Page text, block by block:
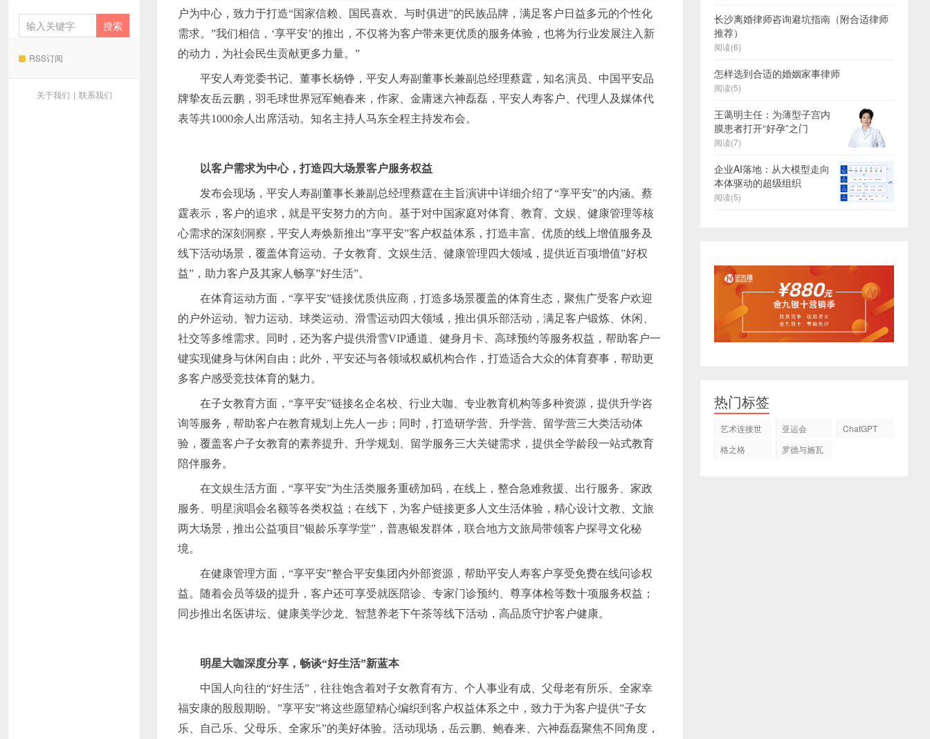
RSS订阅
关于我们 | 联系我们
户为中心，致力于打造“国家信赖、国民喜欢、与时俱进”的民族品牌，满足客户日益多元的个性化
需求。”我们相信，‘享平安’的推出，不仅将为客户带来更优质的服务体验，也将为行业发展注入新
的动力，为社会民生贡献更多力量。”
平安人寿党委书记、董事长杨铮，平安人寿副董事长兼副总经理蔡霆，知名演员、中国平安品
牌挚友岳云鹏，羽毛球世界冠军鲍春来，作家、金庸迷六神磊磊，平安人寿客户、代理人及媒体代
表等共1000余人出席活动。知名主持人马东全程主持发布会。
以客户需求为中心，打造四大场景客户服务权益
发布会现场，平安人寿副董事长兼副总经理蔡霆在主旨演讲中详细介绍了“享平安”的内涵。蔡
霆表示，客户的追求，就是平安努力的方向。基于对中国家庭对体育、教育、文娱、健康管理等核
心需求的深刻洞察，平安人寿焕新推出”享平安”客户权益体系，打造丰富、优质的线上增值服务及
线下活动场景，覆盖体育运动、子女教育、文娱生活、健康管理四大领域，提供近百项增值”好权
益”，助力客户及其家人畅享”好生活”。
在体育运动方面， “享平安”链接优质供应商，打造多场景覆盖的体育生态，聚焦广受客户欢迎
的户外运动、智力运动、球类运动、滑雪运动四大领域，推出俱乐部活动，满足客户锻炼、休闲、
社交等多维需求。同时，还为客户提供滑雪VIP通道、健身月卡、高球预约等服务权益，帮助客户一
键实现健身与休闲自由；此外，平安还与各领域权威机构合作，打造适合大众的体育赛事，帮助更
多客户感受竞技体育的魅力。
在子女教育方面， “享平安”链接名企名校、行业大咖、专业教育机构等多种资源，提供升学咨
询等服务，帮助客户在教育规划上先人一步；同时，打造研学营、升学营、留学营三大类活动体
验，覆盖客户子女教育的素养提升、升学规划、留学服务三大关键需求，提供全学龄段一站式教育
陪伴服务。
在文娱生活方面， “享平安”为生活类服务重磅加码，在线上，整合急难救援、出行服务、家政
服务、明星演唱会名额等各类权益；在线下，为客户链接更多人文生活体验，精心设计文教、文旅
两大场景，推出公益项目”银龄乐享学堂”，普惠银发群体，联合地方文旅局带领客户探寻文化秘
境。
在健康管理方面， “享平安”整合平安集团内外部资源，帮助平安人寿客户享受免费在线问诊权
益。随着会员等级的提升，客户还可享受就医陪诊、专家门诊预约、尊享体检等数十项服务权益；
同步推出名医讲坛、健康美学沙龙、智慧养老下午茶等线下活动，高品质守护客户健康。
明星大咖深度分享，畅谈“好生活”新蓝本
中国人向往的“好生活”，往往饱含着对子女教育有方、个人事业有成、父母老有所乐、全家幸
福安康的殷殷期盼。”享平安”将这些愿望精心编织到客户权益体系之中，致力于为客户提供”子女
乐、自己乐、父母乐、全家乐”的美好体验。活动现场，岳云鹏、鲍春来、六神磊磊聚焦不同角度，
长沙离婚律师咨询避坑指南（附合适律师
推荐）
阅读(6)
怎样选到合适的婚姻家事律师
阅读(5)
王蔼明主任：为薄型子宫内
膜患者打开“好孕”之门
阅读(7)
企业AI落地：从大模型走向
本体驱动的超级组织
阅读(5)
热门标签
艺术连接世
亚运会
ChatGPT
格之格
罗德与施瓦